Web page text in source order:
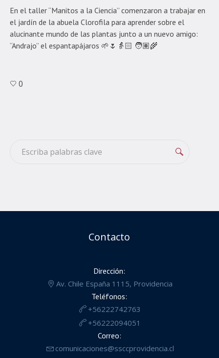
En el taller “Manitos a la Ciencia” comenzaron a trabajar en
el jardín de la abuela Clorofila para aprender sobre el
alucinante mundo de las plantas junto a un nuevo amigo:
“Andrajo” el espantapájaros 🌱🌷👵🏻 🧑🏽‍🌾
0
Contacto
Dirección:
Av. Chile España 1115, Providencia
Teléfonos:
+56222742763
+56222094051
Correo:
comunicaciones@ssccprovidencia.cl